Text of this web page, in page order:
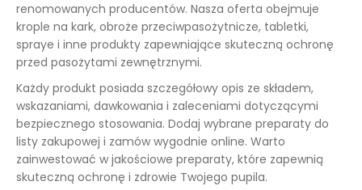
renomowanych producentów. Nasza oferta obejmuje
krople na kark, obroże przeciwpasożytnicze, tabletki,
spraye i inne produkty zapewniające skuteczną ochronę
przed pasożytami zewnętrznymi.
Każdy produkt posiada szczegółowy opis ze składem,
wskazaniami, dawkowania i zaleceniami dotyczącymi
bezpiecznego stosowania. Dodaj wybrane preparaty do
listy zakupowej i zamów wygodnie online. Warto
zainwestować w jakościowe preparaty, które zapewnią
skuteczną ochronę i zdrowie Twojego pupila.